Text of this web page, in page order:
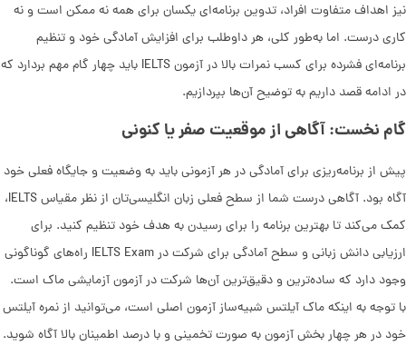
نیز اهداف متفاوت افراد، تدوین برنامه‌ای یکسان برای همه نه ممکن است و نه
کاری درست. اما به‌طور کلی، هر داوطلب برای افزایش آمادگی خود و تنظیم
برنامه‌ای فشرده برای کسب نمرات بالا در آزمون IELTS باید چهار گام مهم بردارد که
در ادامه قصد داریم به توضیح آن‌ها بپردازیم.
گام نخست: آگاهی از موقعیت صفر یا کنونی
پیش از برنامه‌ریزی برای آمادگی در هر آزمونی باید به وضعیت و جایگاه فعلی خود
آگاه بود. آگاهی درست شما از سطح فعلی زبان انگلیسی‌تان از نظر مقیاس IELTS،
کمک می‌کند تا بهترین برنامه را برای رسیدن به هدف خود تنظیم کنید. برای
ارزیابی دانش زبانی و سطح آمادگی برای شرکت در IELTS Exam راه‌های گوناگونی
وجود دارد که ساده‌ترین و دقیق‌ترین آن‌ها شرکت در آزمون آزمایشی ماک است.
با توجه به اینکه ماک آیلتس شبیه‌ساز آزمون اصلی است، می‌توانید از نمره آیلتس
خود در هر چهار بخش آزمون به صورت تخمینی و با درصد اطمینان بالا آگاه شوید.